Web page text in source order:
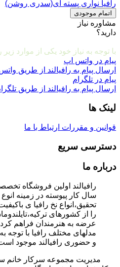
رافیا نواری پسته ای(سدری روشن)
اتمام موجودی
مشاوره نیاز
دارید؟
با توجه به نیاز خود یکی از موارد زیر
پیام در واتس اپ
ارسال پیام به رافیالند از طریق
پیام در تلگرام
ارسال پیام به رافیالند از طریق
لینک ها
قوانین و مقررات ارتباط با ما
دسترسی سریع
درباره ما
رافیالند اولین فروشگاه
سال کار پیوسته در زمینه
تحقیق،انواع نخ رافیا ی
را از کشورهای
عرضه به هنرمندان فراهم
مدلهای مختلف رافیا با توجه
و حضوری رافیالند موجود
مدیریت مجموعه سرکار خانم